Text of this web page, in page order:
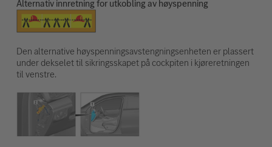
Alternativ innretning for utkobling av høyspenning
Den alternative høyspenningsavstengningsenheten er plassert
under dekselet til sikringsskapet på cockpiten i kjøreretningen
til venstre.